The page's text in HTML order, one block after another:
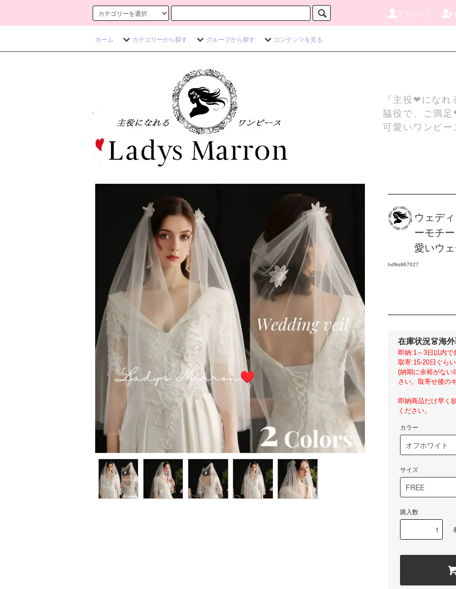
アカウント
ホーム カテゴリーから探す グループから探す コンテンツを見る
『主役❤にな
脇役で、ご満
可愛いワンピ
ウェデ
ーモチ
愛いウ
hdfks967027
在庫状況👗海
即納:1～3日以内で
取寄:15-20日ぐら
(納期に余裕がない
さい。取寄せ後の
即納商品だけ早く
ください。
カラー
サイズ
購入数